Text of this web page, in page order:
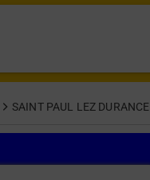
SAINT PAUL LEZ DURANCE